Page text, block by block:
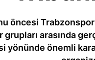
öncesi
grupları arasında
yönünde önemli